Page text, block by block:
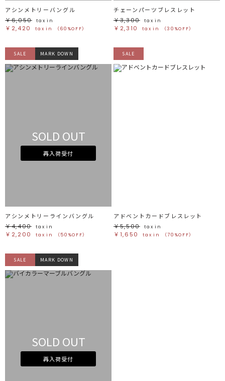
アシンメトリーバングル
￥6,050
tax in
￥2,420 tax in （60%OFF）
チェーンパーツブレスレット
￥3,300
tax in
￥2,310 tax in （30%OFF）
SALE MARK DOWN
SOLD OUT
再入荷受付
アシンメトリーラインバングル
￥4,400
tax in
￥2,200 tax in （50%OFF）
SALE
アドベントカードブレスレット
￥5,500
tax in
￥1,650 tax in （70%OFF）
SALE MARK DOWN
SOLD OUT
再入荷受付